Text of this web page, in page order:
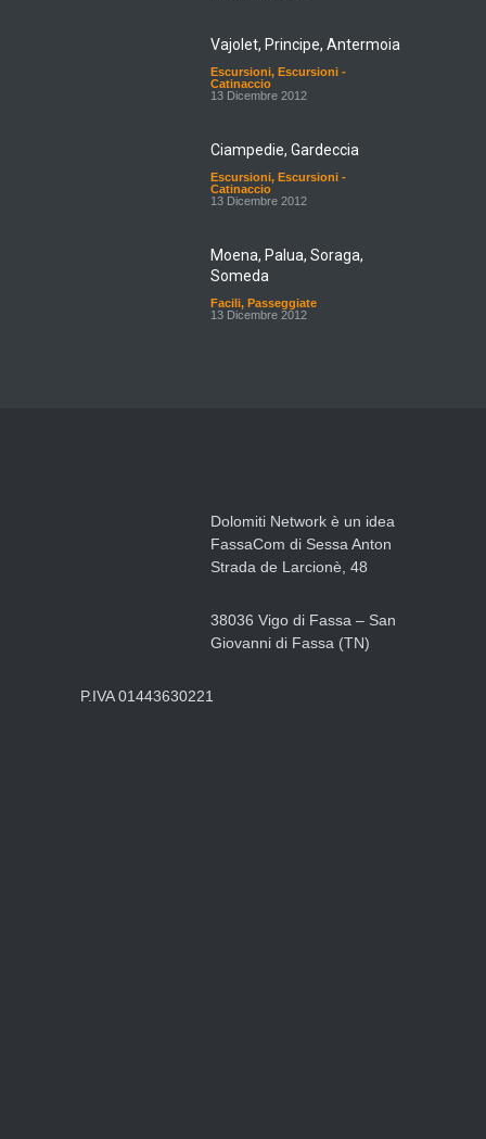
Vajolet, Principe, Antermoia
Escursioni, Escursioni -
Catinaccio
13 Dicembre 2012
Ciampedie, Gardeccia
Escursioni, Escursioni -
Catinaccio
13 Dicembre 2012
Moena, Palua, Soraga,
Someda
Facili, Passeggiate
13 Dicembre 2012
Dolomiti Network è un idea
FassaCom di Sessa Anton
Strada de Larcionè, 48
38036 Vigo di Fassa – San
Giovanni di Fassa (TN)
P.IVA 01443630221